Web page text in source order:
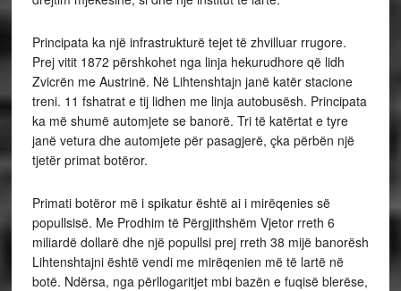
Principata ka një infrastrukturë tejet të zhvilluar rrugore.
Prej vitit 1872 përshkohet nga linja hekurudhore që lidh
Zvicrën me Austrinë. Në Lihtenshtajn janë katër stacione
treni. 11 fshatrat e tij lidhen me linja autobusësh. Principata
ka më shumë automjete se banorë. Tri të katërtat e tyre
janë vetura dhe automjete për pasagjerë, çka përbën një
tjetër primat botëror.
Primati botëror më i spikatur është ai i mirëqenies së
popullsisë. Me Prodhim të Përgjithshëm Vjetor rreth 6
miliardë dollarë dhe një popullsi prej rreth 38 mijë banorësh
Lihtenshtajni është vendi me mirëqenien më të lartë në
botë. Ndërsa, nga përllogaritjet mbi bazën e fuqisë blerëse,